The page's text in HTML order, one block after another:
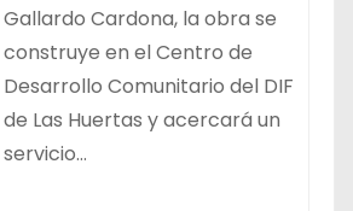
Gallardo Cardona, la obra se
construye en el Centro de
Desarrollo Comunitario del DIF
de Las Huertas y acercará un
servicio…